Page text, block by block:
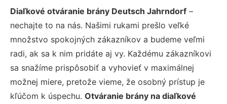
Diaľkové otváranie brány Deutsch Jahrndorf –
nechajte to na nás. Našimi rukami prešlo veľké
množstvo spokojných zákazníkov a budeme veľmi
radi, ak sa k nim pridáte aj vy. Každému zákazníkovi
sa snažíme prispôsobiť a vyhovieť v maximálnej
možnej miere, pretože vieme, že osobný prístup je
kľúčom k úspechu. Otváranie brány na diaľkové